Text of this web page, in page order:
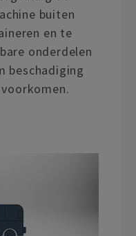
buiten
en te
onderdelen
beschadiging